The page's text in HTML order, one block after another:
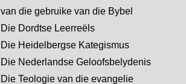
van die gebruike van die Bybel
Die Dordtse Leerreëls
Die Heidelbergse Kategismus
Die Nederlandse Geloofsbelydenis
Die Teologie van die evangelie